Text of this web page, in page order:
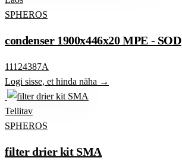
SPHEROS
condenser 1900x446x20 MPE - SOD
11124387A
Logi sisse, et hinda näha →
Tellitav
SPHEROS
filter drier kit SMA